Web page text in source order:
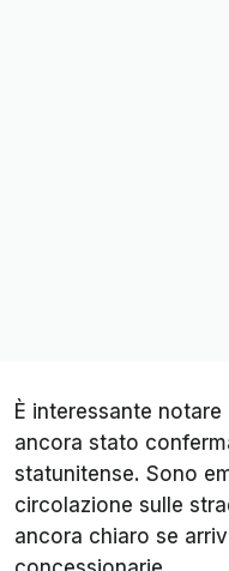
È interessante
ancora stato
statunitense. Sono
circolazione sulle
ancora chiaro se